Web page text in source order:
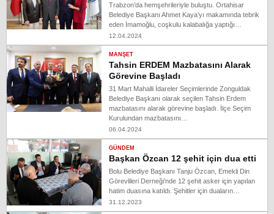
Trabzon’da hemşehrileriyle buluştu. Ortahisar
Belediye Başkanı Ahmet Kaya’yı makamında tebrik
eden İmamoğlu, coşkulu kalabalığa yaptığı…
12.04.2024
MANŞET
Tahsin ERDEM Mazbatasını Alarak
Görevine Başladı
31 Mart Mahalli İdareler Seçimlerinde Zonguldak
Belediye Başkanı olarak seçilen Tahsin Erdem
mazbatasını alarak görevine başladı. İlçe Seçim
Kurulundan mazbatasını…
06.04.2024
GÜNDEM
Başkan Özcan 12 şehit için dua etti
Bolu Belediye Başkanı Tanju Özcan, Emekli Din
Görevlileri Derneği’nde 12 şehit asker için yapılan
hatim duasına katıldı. Şehitler için duaların…
31.12.2023